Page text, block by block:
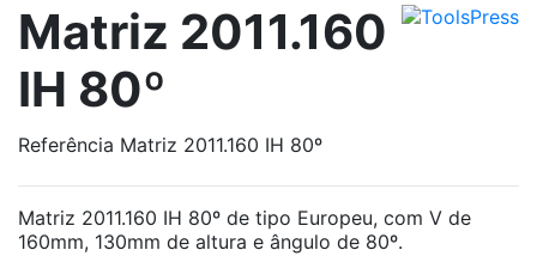
Matriz 2011.160
IH 80º
Referência Matriz 2011.160 IH 80º
Matriz 2011.160 IH 80º de tipo Europeu, com V de
160mm, 130mm de altura e ângulo de 80º.